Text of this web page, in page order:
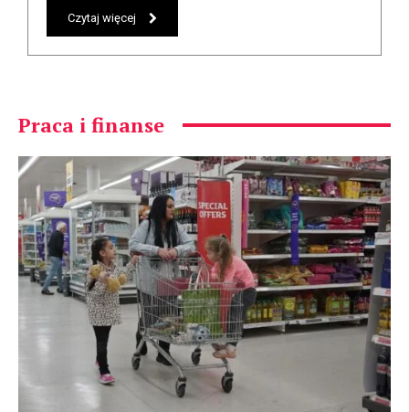
Czytaj więcej
Praca i finanse